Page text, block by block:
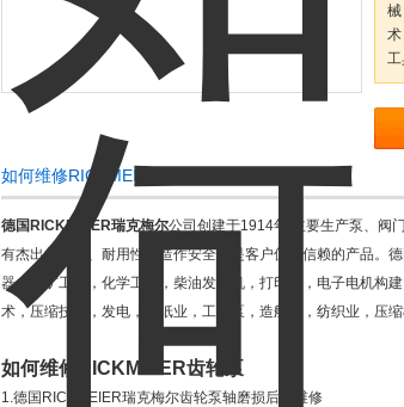
术
工
如何维修RICKMEIER齿轮泵产品概述：
德国RICKMEIER瑞克梅尔公司创建于1914年,主要生产泵、阀
有杰出的质量、耐用性和造作安全，是客户值得信赖的产品。
器，采矿工业，化学工业，柴油发动机，打印机，电子电机构
术，压缩技术，发电，造纸业，工业泵，造船业，纺织业，压
如何维修RICKMEIER齿轮泵
1.德国RICKMEIER瑞克梅尔齿轮泵轴磨损后的维修